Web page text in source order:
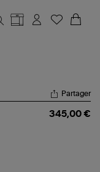
Partager
345,00 €